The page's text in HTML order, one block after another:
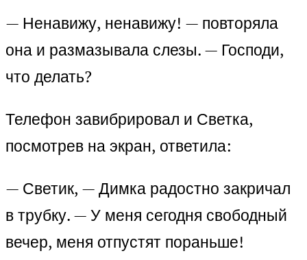
— Ненавижу, ненавижу! — повторяла
она и размазывала слезы. — Господи,
что делать?
Телефон завибрировал и Светка,
посмотрев на экран, ответила:
— Светик, — Димка радостно закричал
в трубку. — У меня сегодня свободный
вечер, меня отпустят пораньше!